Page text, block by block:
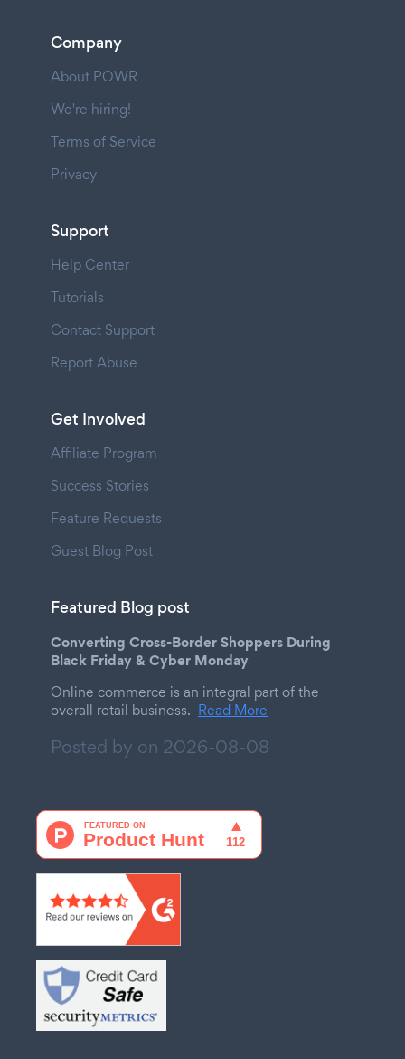
Company
About POWR
We're hiring!
Terms of Service
Privacy
Support
Help Center
Tutorials
Contact Support
Report Abuse
Get Involved
Affiliate Program
Success Stories
Feature Requests
Guest Blog Post
Featured Blog post
Converting Cross-Border Shoppers During
Black Friday & Cyber Monday
Online commerce is an integral part of the
overall retail business. Read More
Posted by on 2026-08-08